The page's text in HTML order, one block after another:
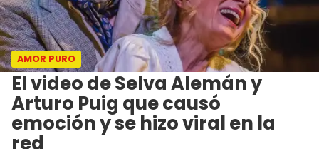
AMOR PURO
El video de Selva Alemán y
Arturo Puig que causó
emoción y se hizo viral en la
red